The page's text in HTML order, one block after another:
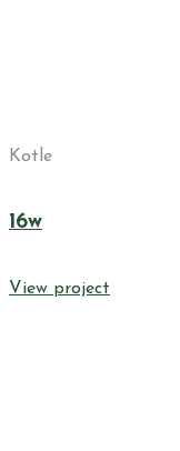
Kotle
16w
View project